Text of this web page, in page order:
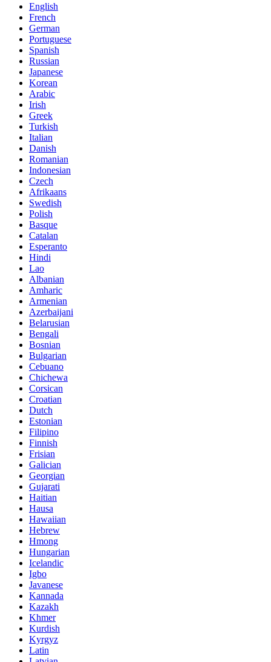
English
French
German
Portuguese
Spanish
Russian
Japanese
Korean
Arabic
Irish
Greek
Turkish
Italian
Danish
Romanian
Indonesian
Czech
Afrikaans
Swedish
Polish
Basque
Catalan
Esperanto
Hindi
Lao
Albanian
Amharic
Armenian
Azerbaijani
Belarusian
Bengali
Bosnian
Bulgarian
Cebuano
Chichewa
Corsican
Croatian
Dutch
Estonian
Filipino
Finnish
Frisian
Galician
Georgian
Gujarati
Haitian
Hausa
Hawaiian
Hebrew
Hmong
Hungarian
Icelandic
Igbo
Javanese
Kannada
Kazakh
Khmer
Kurdish
Kyrgyz
Latin